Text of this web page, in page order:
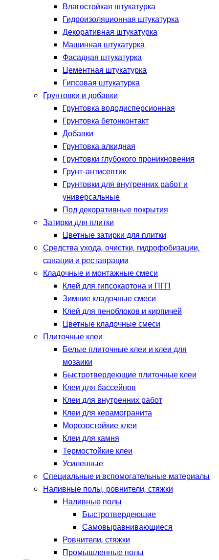
Влагостойкая штукатурка
Гидроизоляционная штукатурка
Декоративная штукатурка
Машинная штукатурка
Фасадная штукатурка
Цементная штукатурка
Гипсовая штукатурка
Грунтовки и добавки
Грунтовка вододисперсионная
Грунтовка бетонконтакт
Добавки
Грунтовка алкидная
Грунтовки глубокого проникновения
Грунт-антисептик
Грунтовки для внутренних работ и
универсальные
Под декоративные покрытия
Затирки для плитки
Цветные затирки для плитки
Средства ухода, очистки, гидрофобизации,
санации и реставрации
Кладочные и монтажные смеси
Клей для гипсокартона и ПГП
Зимние кладочные смеси
Клей для пеноблоков и кирпичей
Цветные кладочные смеси
Плиточные клеи
Белые плиточные клеи и клеи для
мозаики
Быстротвердеющие плиточные клеи
Клеи для бассейнов
Клеи для внутренних работ
Клеи для керамогранита
Морозостойкие клеи
Клеи для камня
Термостойкие клеи
Усиленные
Специальные и вспомогательные материалы
Наливные полы, ровнители, стяжки
Наливные полы
Быстротвердеющие
Самовыравнивающиеся
Ровнители, стяжки
Промышленные полы